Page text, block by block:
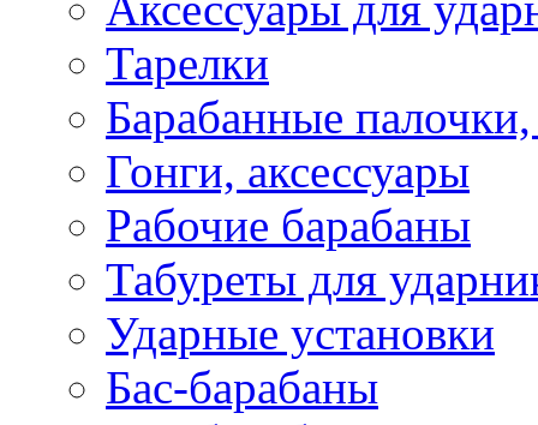
Тарелки
Барабанные палочки,
Гонги, аксессуары
Рабочие барабаны
Табуреты для
Ударные установки
Бас-барабаны